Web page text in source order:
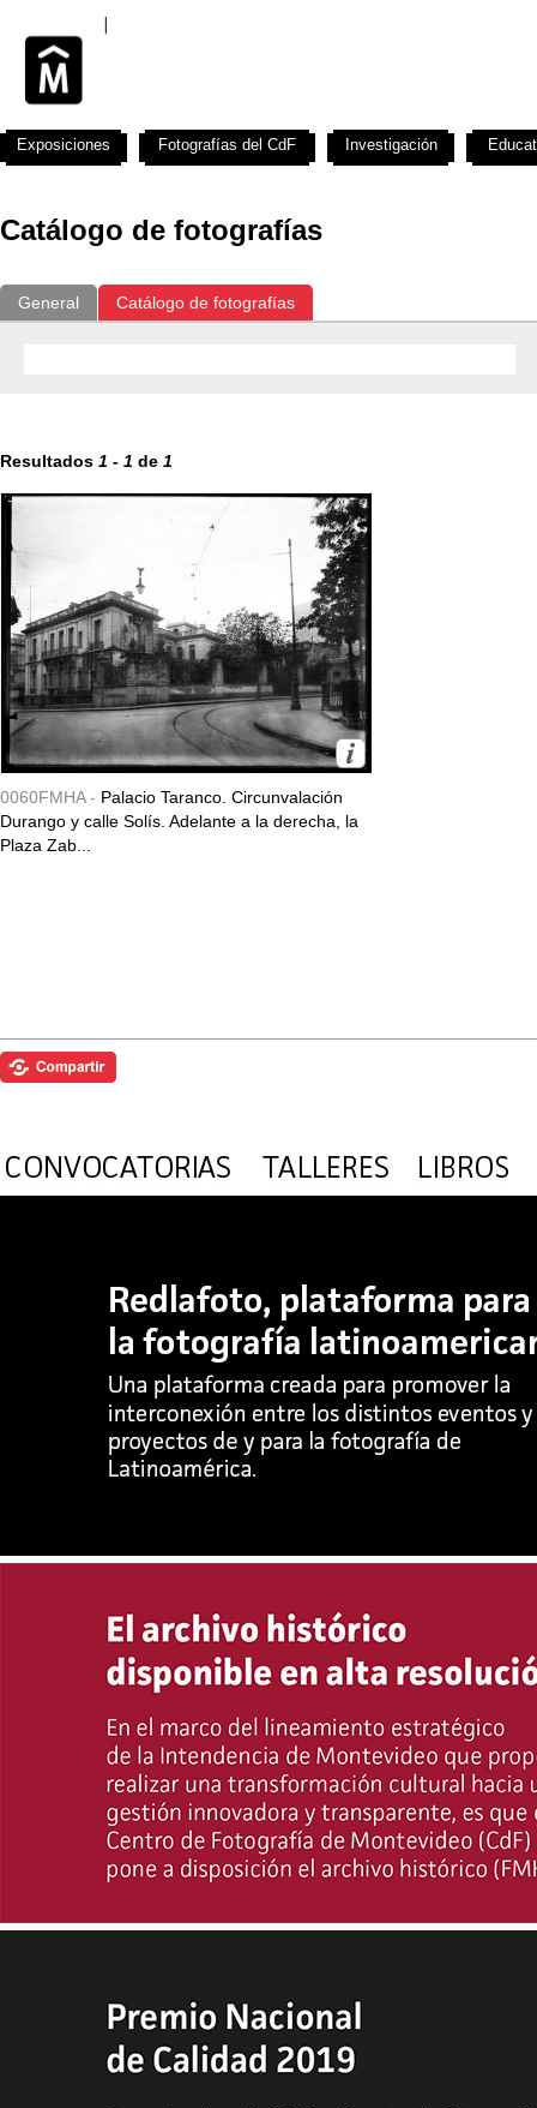
Catálogo de fotografías
General Catálogo de fotografías
Resultados 1 - 1 de 1
0060FMHA - Palacio Taranco. Circunvalación
Durango y calle Solís. Adelante a la derecha, la
Plaza Zab...
Exposiciones Fotografías del CdF Investigación